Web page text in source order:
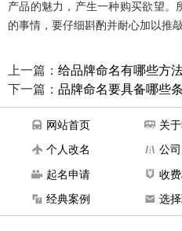
产品的魅力，产生一种购买欲望。
的事情，要仔细斟酌并耐心加以推
上一篇： 给品牌命名有哪些方
下一篇： 品牌命名要具备哪些
网站首页 关
个人改名
公
起名申请
收
经典案例
选